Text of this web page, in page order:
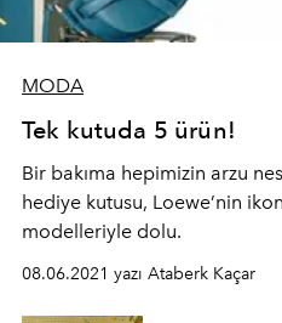
MODA
Tek kutuda 5 ürün!
Bir bakıma hepimizin arzu
hediye kutusu, Loewe’nin
modelleriyle dolu.
08.06.2021 yazı Ataberk Kaçar